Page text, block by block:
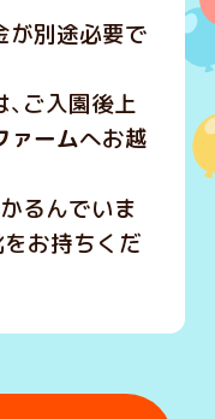
別途必要で
ご入園後上
ァームへお越
るんでいま
お持ちくだ